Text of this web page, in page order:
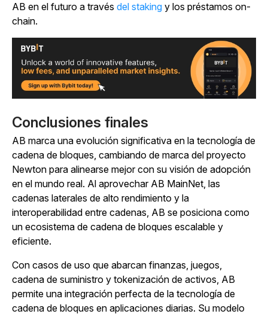
AB en el futuro a través del staking y los préstamos on-
chain.
Conclusiones finales
AB marca una evolución significativa en la tecnología de
cadena de bloques, cambiando de marca del proyecto
Newton para alinearse mejor con su visión de adopción
en el mundo real. Al aprovechar AB MainNet, las
cadenas laterales de alto rendimiento y la
interoperabilidad entre cadenas, AB se posiciona como
un ecosistema de cadena de bloques escalable y
eficiente.
Con casos de uso que abarcan finanzas, juegos,
cadena de suministro y tokenización de activos, AB
permite una integración perfecta de la tecnología de
cadena de bloques en aplicaciones diarias. Su modelo